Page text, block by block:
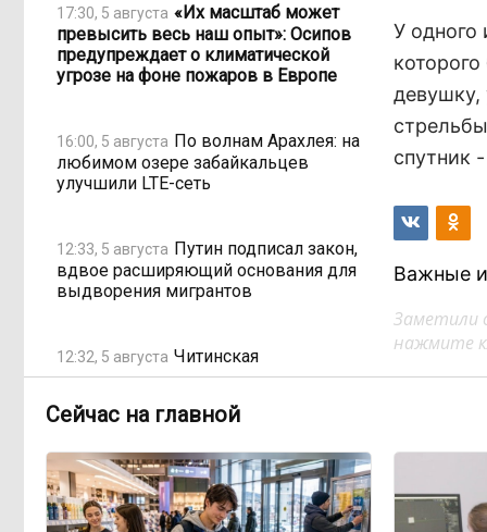
17:30, 5 августа «Их масштаб может
превысить весь наш опыт»: Осипов
предупреждает о климатической
угрозе на фоне пожаров в Европе
16:00, 5 августа По волнам Арахлея: на
любимом озере забайкальцев
улучшили LTE-сеть
12:33, 5 августа Путин подписал закон,
вдвое расширяющий основания для
выдворения мигрантов
12:32, 5 августа Читинская
администрация хочет
миллиона: что скрывает смета?
11:47, 5 августа «Нефтемаркет»
отвечает: региональные власти
неточно изложили ситуацию с
У одного
девушку,
спутник
Важные
Заметили
нажмите
Сейчас на главной